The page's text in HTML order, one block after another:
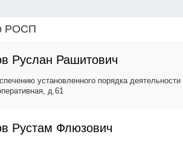
РОСП
Руслан Рашитович
установленного порядка деятельности
д.61
Рустам Флюзович